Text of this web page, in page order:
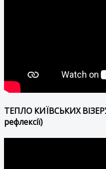
ТЕПЛО КИЇВСЬКИХ
рефлексії)